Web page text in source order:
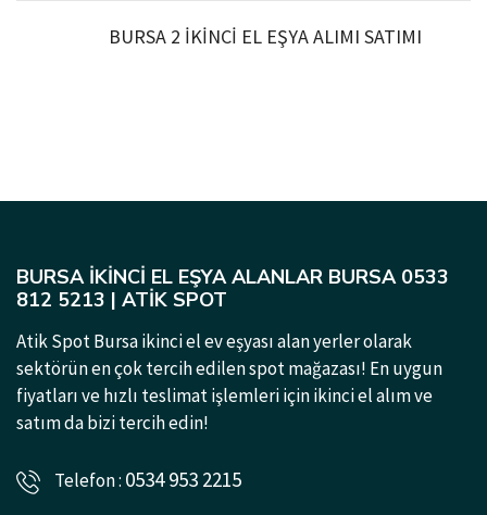
BURSA 2 İKİNCİ EL EŞYA ALIMI SATIMI
BURSA İKINCI EL EŞYA ALANLAR BURSA 0533
812 5213 | ATIK SPOT
Atik Spot Bursa ikinci el ev eşyası alan yerler olarak
sektörün en çok tercih edilen spot mağazası! En uygun
fiyatları ve hızlı teslimat işlemleri için ikinci el alım ve
satım da bizi tercih edin!
Telefon : 0534 953 2215